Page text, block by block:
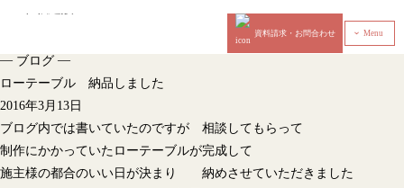
資料請求・お問合わせ ‹ Menu
— ブログ —
ローテーブル 納品しました
2016年3月13日
ブログ内では書いていたのですが 相談してもらって
制作にかかっていたローテーブルが完成して
施主様の都合のいい日が決まり 納めさせていただきました